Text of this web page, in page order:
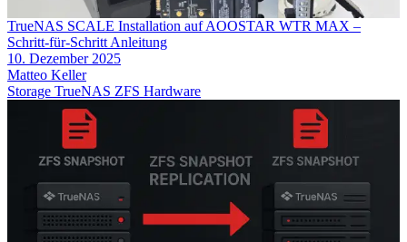
TrueNAS SCALE Installation auf AOOSTAR WTR MAX –
Schritt-für-Schritt Anleitung
10. Dezember 2025
Matteo Keller
Storage TrueNAS ZFS Hardware